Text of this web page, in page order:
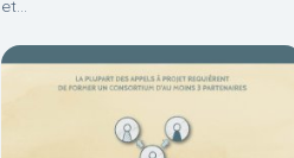
et...